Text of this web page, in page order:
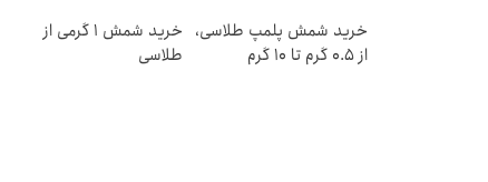
خرید شمش پلمپ طلاسی،
از ۰.۵ گرم تا ۱۰ گرم
خرید شمش 1 گرمی از
طلاسی